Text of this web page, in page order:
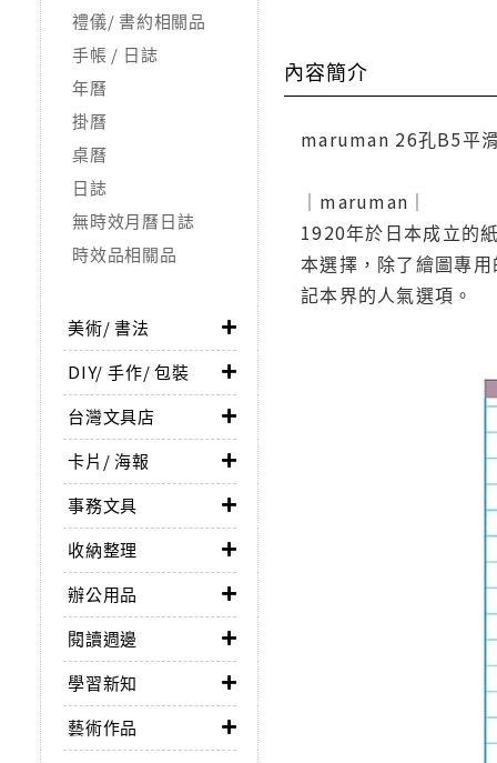
禮儀/ 書約相關品
手帳 / 日誌
年曆
掛曆
桌曆
日誌
無時效月曆日誌
時效品相關品
美術/ 書法
DIY/ 手作/ 包裝
台灣文具店
卡片/ 海報
事務文具
收納整理
辦公用品
閱讀週邊
學習新知
藝術作品
內容簡介
maruman 26孔B5平
｜maruman｜
1920年於日本成立的
本選擇，除了繪圖專
記本界的人氣選項。